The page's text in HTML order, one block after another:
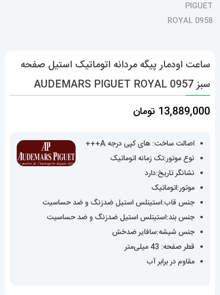
ساعت اودمار پیگه مردانه اتوماتیک استیل صفحه
سبز AUDEMARS PIGUET ROYAL 0957
13,889,000 تومان
اصالت ساخت: های کپی درجه A+++
نوع موتور:تک زمانه اتوماتیک
نشانگر تاریخ:دارد
موتور:اتوماتیک
جنس قاب:استینلس استیل ضدزنگ و ضد حساسیت
جنس بند:استینلس استیل ضدزنگ و ضد حساسیت
جنس شیشه:سافایر ضدخش
قطر صفحه: 43 میلی‌متر
مقاوم در برابر آب